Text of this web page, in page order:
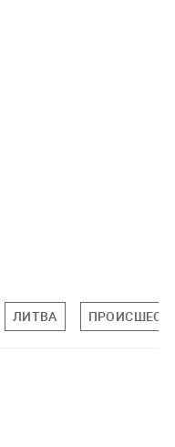
ЛИТВА